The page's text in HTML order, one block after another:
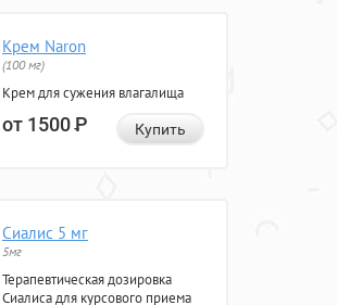
Крем Naron
(100 мг)
Крем для сужения влагалища
от 1500Р Купить
Сиалис 5 мг
5мг
Терапевтическая дозировка
Сиалиса для курсового приема